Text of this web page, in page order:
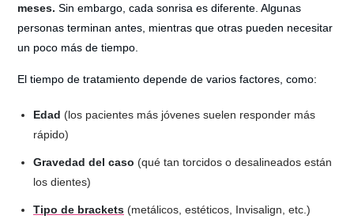
meses. Sin embargo, cada sonrisa es diferente. Algunas
personas terminan antes, mientras que otras pueden necesitar
un poco más de tiempo.
El tiempo de tratamiento depende de varios factores, como:
Edad (los pacientes más jóvenes suelen responder más
rápido)
Gravedad del caso (qué tan torcidos o desalineados están
los dientes)
Tipo de brackets (metálicos, estéticos, Invisalign, etc.)